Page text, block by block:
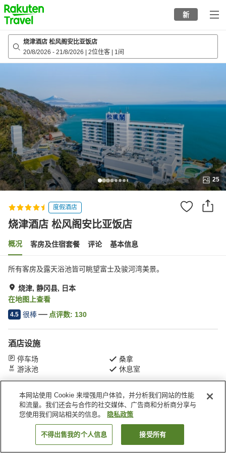
to
top
page
新
烧津酒店 松风阁安比亚饭店
20/8/2026 - 21/8/2026 2位住客 1间
25
度假酒店
烧津酒店 松风阁安比亚饭店
概况 客房及住宿套餐 评论 基本信息
所有客房及露天浴池皆可眺望富士及骏河湾美景。
烧津, 静冈县, 日本
在地图上查看
4.5 很棒 点评数: 130
酒店设施
停车场
桑拿
游泳池
休息室
首页 日本 静冈县 烧津 烧津酒店 松风阁安比亚饭店
搜索客房
本网站使用 Cookie 来增强用户体验，并分析我们网站的性能
和流量。我们还会与合作的社交媒体、广告商和分析商分享与
您使用我们网站相关的信息。
隐私政策
不得出售我的个人信息 接受所有